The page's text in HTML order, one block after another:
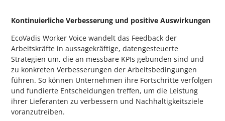
Kontinuierliche Verbesserung und positive Auswirkungen
EcoVadis Worker Voice wandelt das Feedback der
Arbeitskräfte in aussagekräftige, datengesteuerte
Strategien um, die an messbare KPIs gebunden sind und
zu konkreten Verbesserungen der Arbeitsbedingungen
führen. So können Unternehmen ihre Fortschritte verfolgen
und fundierte Entscheidungen treffen, um die Leistung
ihrer Lieferanten zu verbessern und Nachhaltigkeitsziele
voranzutreiben.